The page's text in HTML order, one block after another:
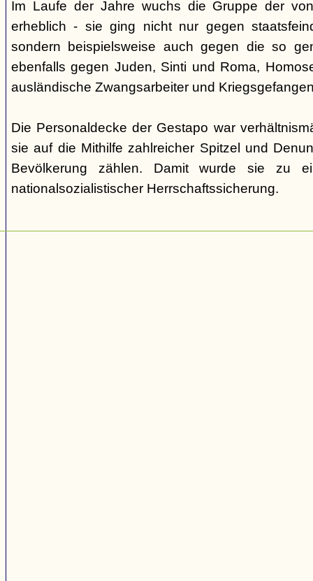
Im Laufe der Jahre wuchs die Gruppe der
erheblich - sie ging nicht nur gegen
sondern beispielsweise auch gegen die so
ebenfalls gegen Juden, Sinti und Roma,
ausländische Zwangsarbeiter und
Die Personaldecke der Gestapo war
sie auf die Mithilfe zahlreicher Spitzel und
Bevölkerung zählen. Damit wurde sie zu
nationalsozialistischer Herrschaftssicherung.